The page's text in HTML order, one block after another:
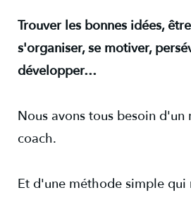
Trouver les bonnes idées,
s'organiser, se motiver,
développer…
Nous avons tous besoin
coach.
Et d'une méthode simple qui